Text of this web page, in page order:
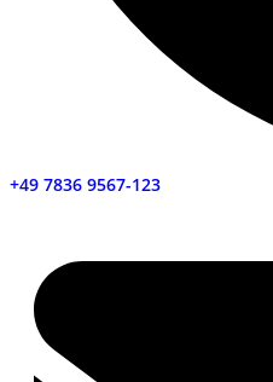
+49 7836 9567-123